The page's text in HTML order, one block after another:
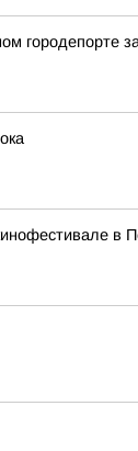
городепорте
в